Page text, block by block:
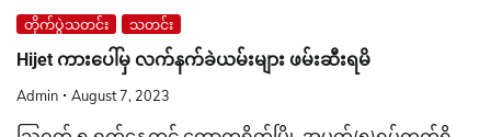
တိုက်ပွဲသတင်း သတင်း
Hijet ကားပေါ်မှ လက်နက်ခဲယမ်းများ ဖမ်းဆီးရမိ
Admin August 7, 2023